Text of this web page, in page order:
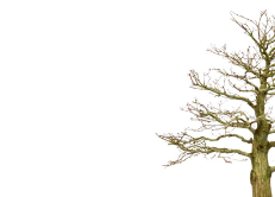
Salta la galleria di immagini